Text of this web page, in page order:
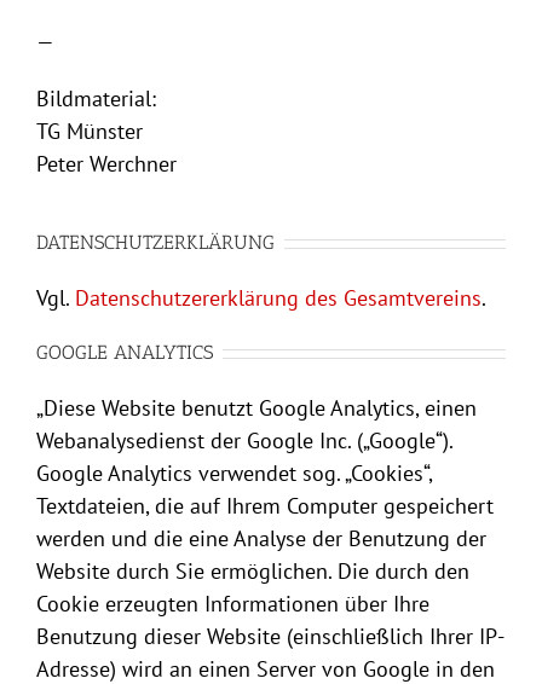
—
Bildmaterial:
TG Münster
Peter Werchner
DATENSCHUTZERKLÄRUNG
Vgl. Datenschutzererklärung des Gesamtvereins.
GOOGLE ANALYTICS
„Diese Website benutzt Google Analytics, einen
Webanalysedienst der Google Inc. („Google“).
Google Analytics verwendet sog. „Cookies“,
Textdateien, die auf Ihrem Computer gespeichert
werden und die eine Analyse der Benutzung der
Website durch Sie ermöglichen. Die durch den
Cookie erzeugten Informationen über Ihre
Benutzung dieser Website (einschließlich Ihrer IP-
Adresse) wird an einen Server von Google in den